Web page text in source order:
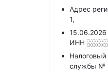
Адрес
1,
15.06.2026
ИНН
службы №